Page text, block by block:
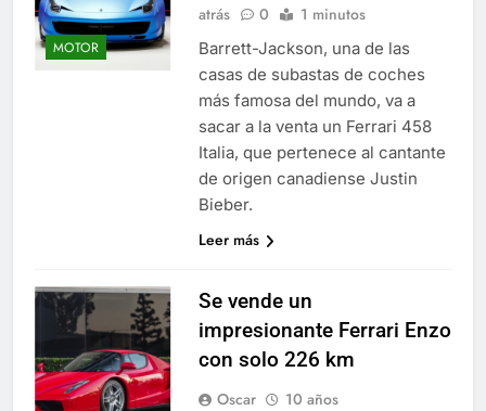
MOTOR
atrás
0 1 minutos
Barrett-Jackson, una de las
casas de subastas de coches
más famosa del mundo, va a
sacar a la venta un Ferrari 458
Italia, que pertenece al cantante
de origen canadiense Justin
Bieber.
Leer más
Se vende un
impresionante Ferrari Enzo
con solo 226 km
Oscar
10 años